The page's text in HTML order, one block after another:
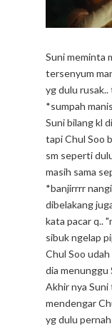
Suni meminta
tersenyum
yg dulu rusak..
*sumpah
Suni bilang kl
tapi Chul Soo
sm seperti
masih sama
*banjirrrr
dibelakang
kata pacar q..
sibuk ngelap
Chul Soo udah
dia menunggu
Akhir nya Suni
mendengar
yg dulu